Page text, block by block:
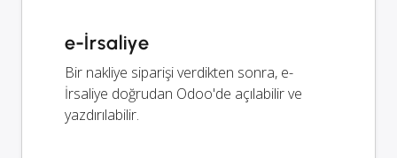
e-İrsaliye
Bir nakliye siparişi verdikten sonra, e-
İrsaliye doğrudan Odoo'de açılabilir ve
yazdırılabilir.